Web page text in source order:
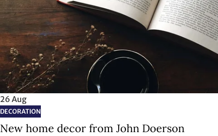
26 Aug
DECORATION
New home decor from John Doerson